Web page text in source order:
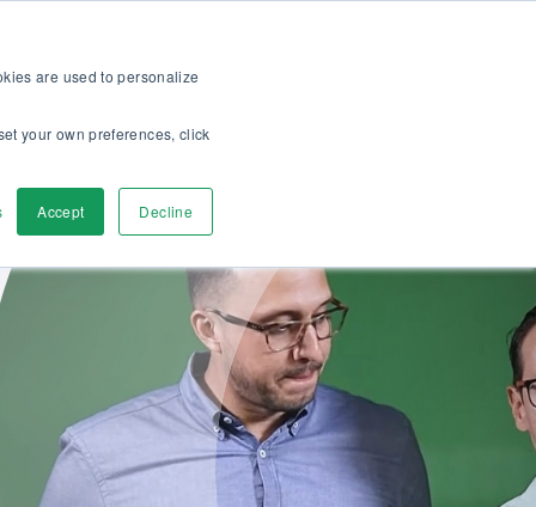
are used to personalize
your own preferences, click
Accept Decline